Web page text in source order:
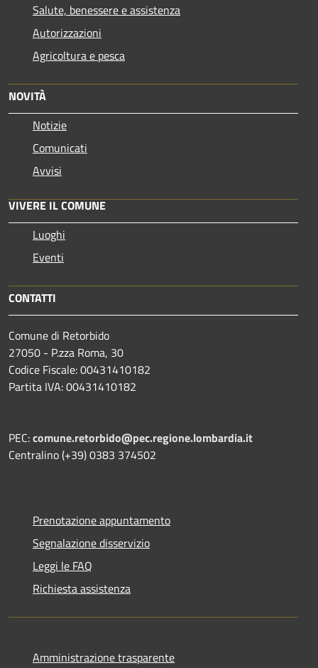
Salute, benessere e assistenza
Autorizzazioni
Agricoltura e pesca
NOVITÀ
Notizie
Comunicati
Avvisi
VIVERE IL COMUNE
Luoghi
Eventi
CONTATTI
Comune di Retorbido
27050 - P.zza Roma, 30
Codice Fiscale: 00431410182
Partita IVA: 00431410182
PEC:comune.retorbido@pec.regione.lombardia.it
Centralino (+39) 0383 374502
Prenotazione appuntamento
Segnalazione disservizio
Leggi le FAQ
Richiesta assistenza
Amministrazione trasparente